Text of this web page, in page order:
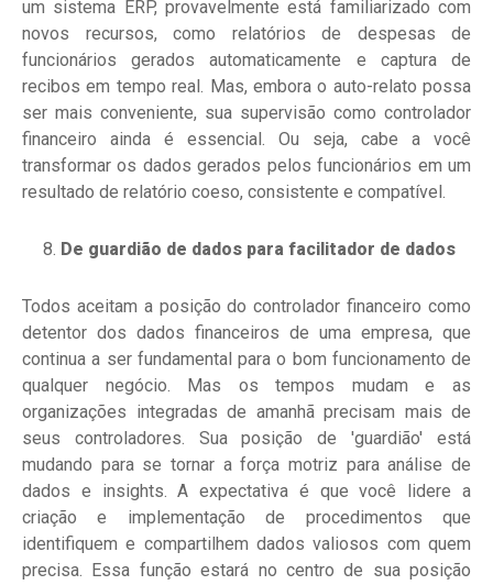
um sistema ERP, provavelmente está familiarizado com
novos recursos, como relatórios de despesas de
funcionários gerados automaticamente e captura de
recibos em tempo real. Mas, embora o auto-relato possa
ser mais conveniente, sua supervisão como controlador
financeiro ainda é essencial. Ou seja, cabe a você
transformar os dados gerados pelos funcionários em um
resultado de relatório coeso, consistente e compatível.
De guardião de dados para facilitador de dados
Todos aceitam a posição do controlador financeiro como
detentor dos dados financeiros de uma empresa, que
continua a ser fundamental para o bom funcionamento de
qualquer negócio. Mas os tempos mudam e as
organizações integradas de amanhã precisam mais de
seus controladores. Sua posição de 'guardião' está
mudando para se tornar a força motriz para análise de
dados e insights. A expectativa é que você lidere a
criação e implementação de procedimentos que
identifiquem e compartilhem dados valiosos com quem
precisa. Essa função estará no centro de sua posição